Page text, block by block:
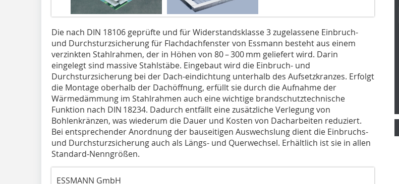
Die nach DIN 18106 geprüfte und für Widerstandsklasse 3 zugelassene Einbruch-
und Durchsturzsicherung für Flachdachfenster von Essmann besteht aus einem
verzinkten Stahlrahmen, der in Höhen von 80 – 300 mm geliefert wird. Darin
eingelegt sind massive Stahlstäbe. Eingebaut wird die Einbruch- und
Durchsturzsicherung bei der Dach-eindichtung unterhalb des Aufsetzkranzes. Erfolgt
die Montage oberhalb der Dachöffnung, erfüllt sie durch die Aufnahme der
Wärmedämmung im Stahlrahmen auch eine wichtige brandschutztechnische
Funktion nach DIN 18234. Dadurch entfällt eine zusätzliche Verlegung von
Bohlenkränzen, was wiederum die Dauer und Kosten von Dacharbeiten reduziert.
Bei entsprechender Anordnung der bauseitigen Auswechslung dient die Einbruchs-
und Durchsturzsicherung auch als Längs- und Querwechsel. Erhältlich ist sie in allen
Standard-Nenngrößen.
ESSMANN GmbH